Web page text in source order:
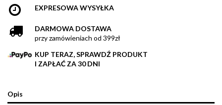
EXPRESOWA WYSYŁKA
DARMOWA DOSTAWA
przy zamówieniach od 399zł
KUP TERAZ, SPRAWDŹ PRODUKT
I ZAPŁAĆ ZA 30 DNI
Opis